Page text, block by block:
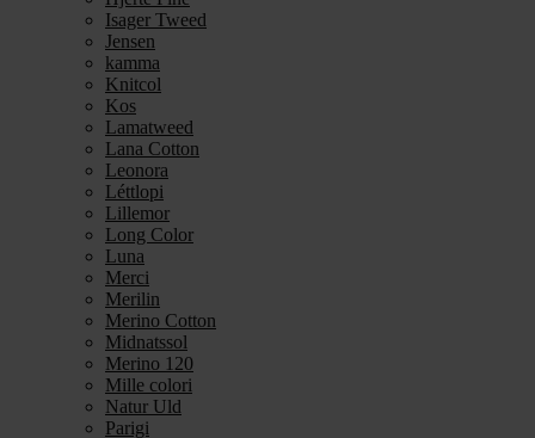
Isager Tweed
Jensen
kamma
Knitcol
Kos
Lamatweed
Lana Cotton
Leonora
Léttlopi
Lillemor
Long Color
Luna
Merci
Merilin
Merino Cotton
Midnatssol
Merino 120
Mille colori
Natur Uld
Parigi